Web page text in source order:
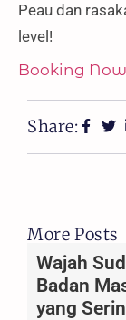
Peau dan
level!
Booking Now
Share:
More Posts
Wajah
Badan
yang